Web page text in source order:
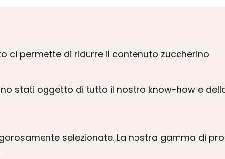
ci permette di ridurre il contenuto zuccherino
stati oggetto di tutto il nostro know-how e
selezionate. La nostra gamma di